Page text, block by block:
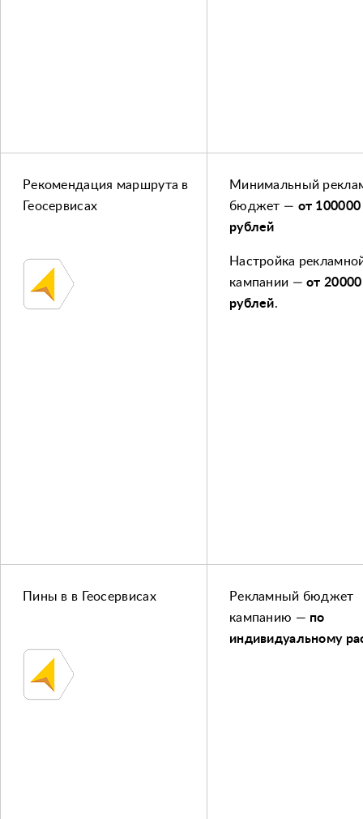
Рекомендация маршрута в
Геосервисах
Минимальный
бюджет — от 100000
рублей
Настройка
кампании —от 20000
рублей.
Пины ​в в Геосервисах
Рекламный бюджет
кампанию — по
индивидуальному